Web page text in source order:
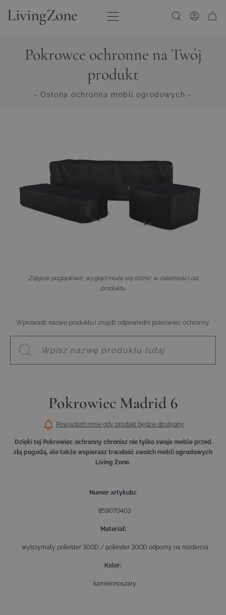
Pokrowce ochronne na Twój
produkt
- Osłona ochronna mebli ogrodowych -
Zdjęcie poglądowe, wygląd może się różnić w zależności od
produktu.
Wprowadź nazwę produktu i znajdź odpowiedni pokrowiec ochronny.
Pokrowiec Madrid 6
Powiadom mnie gdy produkt będzie dostępny
Dzięki tej Pokrowiec ochronny chronisz nie tylko swoje meble przed
złą pogodą, ale także wspierasz trwałość swoich mebli ogrodowych
Living Zone.
Numer artykułu
859070403
Materiał
wytrzymały poliester 300D / poliester 300D odporny na rozdarcia
Kolor
kamiennoszary